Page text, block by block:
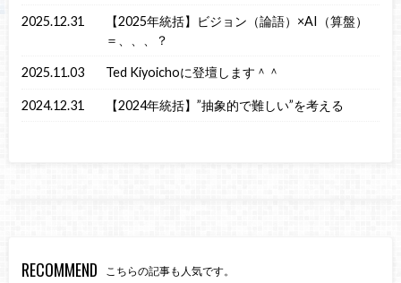
2025.12.31
【2025年統括】ビジョン（論語）×AI（算盤）
＝、、、？
2025.11.03 Ted Kiyoichoに登壇します＾＾
2024.12.31 【2024年統括】”抽象的で難しい”を考える
RECOMMEND こちらの記事も人気です。